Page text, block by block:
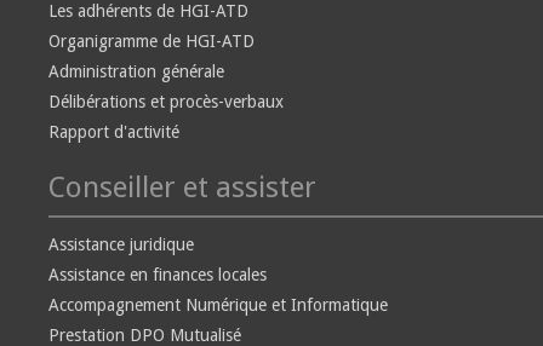
Les adhérents de HGI-ATD
Organigramme de HGI-ATD
Administration générale
Délibérations et procès-verbaux
Rapport d'activité
Conseiller et assister
Assistance juridique
Assistance en finances locales
Accompagnement Numérique et Informatique
Prestation DPO Mutualisé